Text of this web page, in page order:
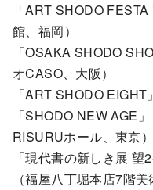
「ART SHODO
館、福岡）
「OSAKA SHODO
オCASO、大阪）
「ART SHODO EIGHT
「SHODO NEW AGE
RISURUホール、東京）
「現代書の新しき展 望
（福屋八丁堀本店7階美